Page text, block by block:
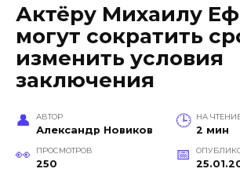
Актёру Михаилу
могут сократить
изменить условия
заключения
АВТОР
Александр Новиков
НА
2 мин
ПРОСМОТРОВ
250